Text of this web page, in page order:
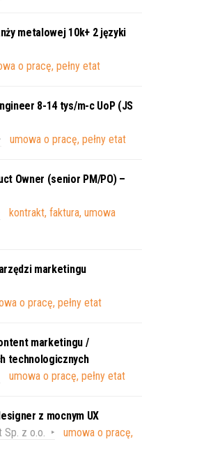
metalowej 10k+ 2 języki
o pracę, pełny etat
8-14 tys/m-c UoP (JS
umowa o pracę, pełny etat
Owner (senior PM/PO) –
kontrakt, faktura, umowa
marketingu
o pracę, pełny etat
marketingu /
technologicznych
umowa o pracę, pełny etat
z mocnym UX
Sp. z o.o.
umowa o pracę,